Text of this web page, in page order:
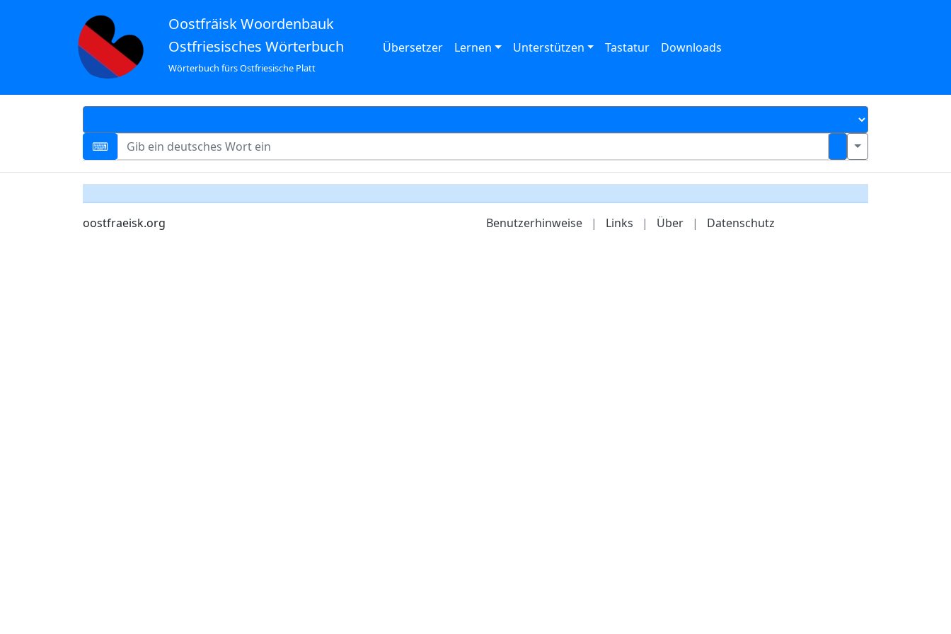
Oostfräisk Woordenbauk
Ostfriesisches Wörterbuch
Wörterbuch fürs Ostfriesische Platt
Übersetzer Lernen Unterstützen Tastatur Downloads
oostfraeisk.org Benutzerhinweise | Links | Über | Datenschutz